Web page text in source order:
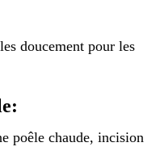
doucement pour les
poêle chaude, incision